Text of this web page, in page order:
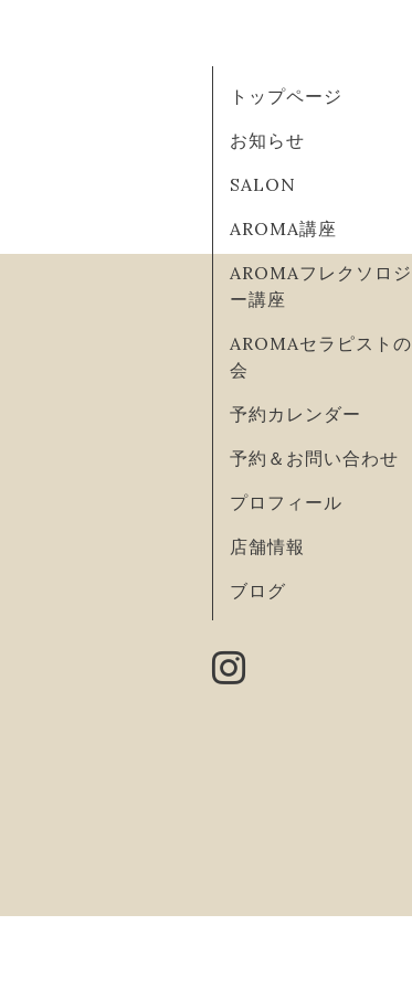
トップページ
お知らせ
SALON
AROMA講座
AROMAフレクソロジ
ー講座
AROMAセラピストの
会
予約カレンダー
予約＆お問い合わせ
プロフィール
店舗情報
ブログ